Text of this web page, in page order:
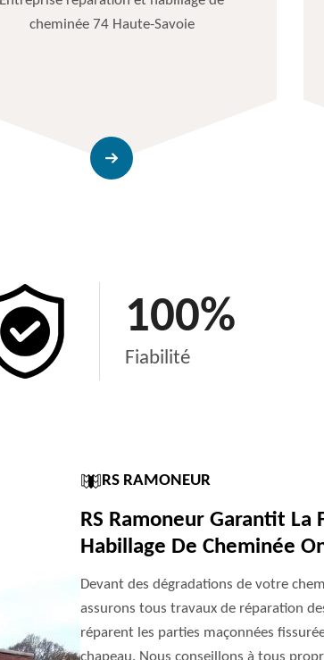
cheminée 74 Haute-Savoie
100%
Fiabilité
RS RAMONEUR
RS Ramoneur Garantit La
Habillage De Cheminée
Devant des dégradations de votre
assurons tous travaux de réparation
réparent les parties maçonnées
chapeau. Nous conseillons à tous